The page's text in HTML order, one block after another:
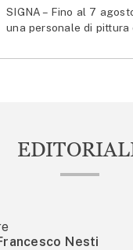
SIGNA – Fino al 7
una personale di pittura
Nesti